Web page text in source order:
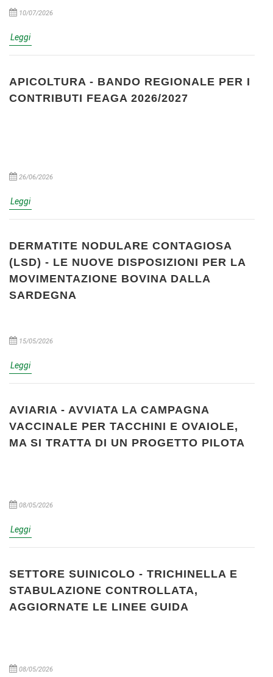
10/07/2026
Leggi
APICOLTURA - BANDO REGIONALE PER I
CONTRIBUTI FEAGA 2026/2027
26/06/2026
Leggi
DERMATITE NODULARE CONTAGIOSA
(LSD) - LE NUOVE DISPOSIZIONI PER LA
MOVIMENTAZIONE BOVINA DALLA
SARDEGNA
15/05/2026
Leggi
AVIARIA - AVVIATA LA CAMPAGNA
VACCINALE PER TACCHINI E OVAIOLE,
MA SI TRATTA DI UN PROGETTO PILOTA
08/05/2026
Leggi
SETTORE SUINICOLO - TRICHINELLA E
STABULAZIONE CONTROLLATA,
AGGIORNATE LE LINEE GUIDA
08/05/2026